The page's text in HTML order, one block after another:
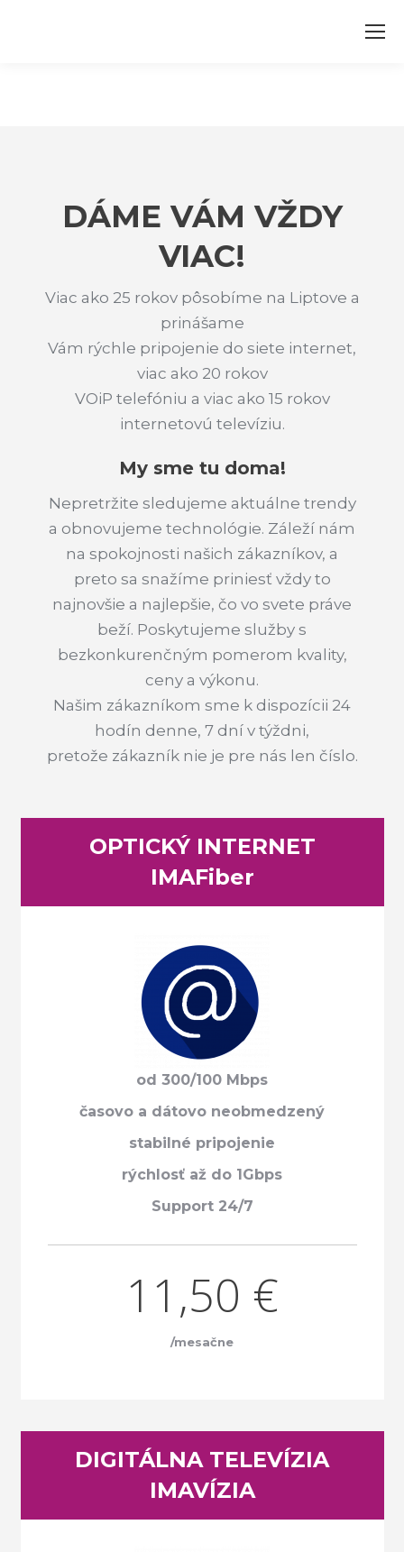
DÁME VÁM VŽDY
VIAC!
Viac ako 25 rokov pôsobíme na Liptove a
prinášame
Vám rýchle pripojenie do siete internet,
viac ako 20 rokov
VOiP telefóniu a viac ako 15 rokov
internetovú televíziu.
My sme tu doma!
Nepretržite sledujeme aktuálne trendy
a obnovujeme technológie. Záleží nám
na spokojnosti našich zákazníkov, a
preto sa snažíme priniesť vždy to
najnovšie a najlepšie, čo vo svete práve
beží. Poskytujeme služby s
bezkonkurenčným pomerom kvality,
ceny a výkonu.
Našim zákazníkom sme k dispozícii 24
hodín denne, 7 dní v týždni,
pretože zákazník nie je pre nás len číslo.
OPTICKÝ INTERNET
IMAFiber
od 300/100 Mbps
časovo a dátovo neobmedzený
stabilné pripojenie
rýchlosť až do 1Gbps
Support 24/7
11,50 €
/mesačne
DIGITÁLNA TELEVÍZIA
IMAVÍZIA